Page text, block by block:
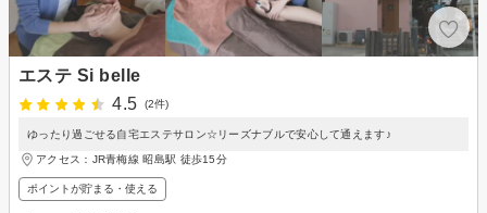
エステ Si belle
4.5
(2件)
ゆったり過ごせる自宅エステサロン☆リーズナブルで安心して通えます♪
アクセス：JR青梅線 昭島駅 徒歩15分
ポイントが貯まる・使える